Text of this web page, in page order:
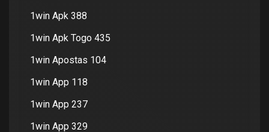
1win Apk 388
1win Apk Togo 435
1win Apostas 104
1win App 118
1win App 237
1win App 329